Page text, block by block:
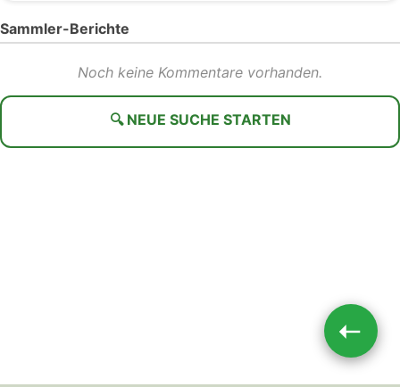
Sammler-Berichte
Noch keine Kommentare vorhanden.
🔍 NEUE SUCHE STARTEN
➝